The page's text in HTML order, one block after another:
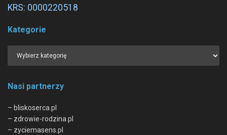
KRS: 0000220518
Kategorie
Nasi partnerzy
– bliskoserca.pl
– zdrowie-rodzina.pl
– zyciemasens.pl